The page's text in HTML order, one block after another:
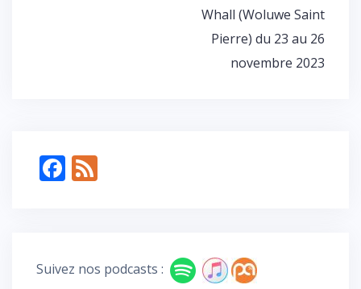
Whall (Woluwe Saint
Pierre) du 23 au 26
novembre 2023
F
o
Suivez nos podcasts :